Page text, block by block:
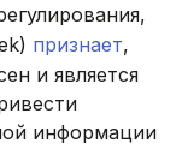
признает,
и является
информации